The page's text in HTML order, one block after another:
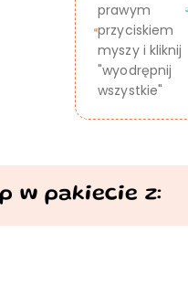
prawym
przyciskiem
myszy i kliknij
"wyodrępnij
wszystkie"
w pakiecie z: